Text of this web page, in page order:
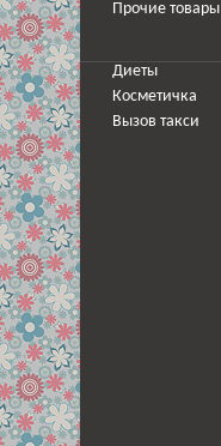
Прочие товары
Диеты
Косметичка
Вызов такси